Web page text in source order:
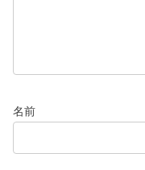
名前